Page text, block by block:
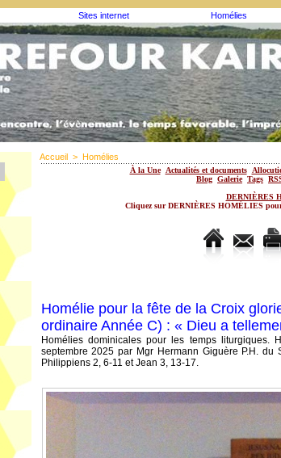
Sites internet Homélies
Accueil > Homélies
À la Une Actualités et documents
Blog Galerie Tags
DERNIÈRES
Cliquez sur DERNIÈRES HOMÉLIES
Homélie pour la fête de la Croix
ordinaire Année C) : « Dieu a
Homélies dominicales pour les temps
septembre 2025 par Mgr Hermann Giguère P.H.
Philippiens 2, 6-11 et Jean 3, 13-17.